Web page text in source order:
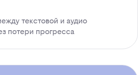
текстовой и аудио
потери прогресса